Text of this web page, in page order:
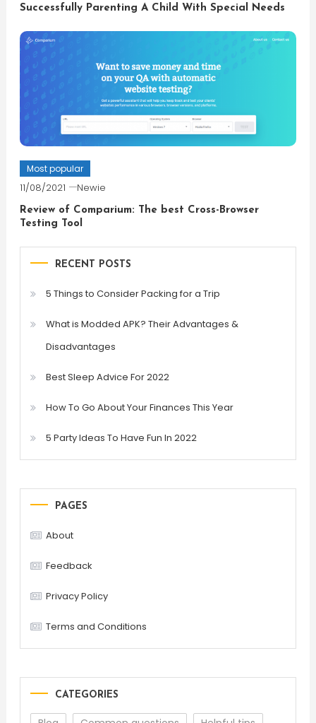
Successfully Parenting A Child With Special Needs
Most popular
11/08/2021 Newie
Review of Comparium: The best Cross-Browser
Testing Tool
RECENT POSTS
5 Things to Consider Packing for a Trip
What is Modded APK? Their Advantages &
Disadvantages
Best Sleep Advice For 2022
How To Go About Your Finances This Year
5 Party Ideas To Have Fun In 2022
PAGES
About
Feedback
Privacy Policy
Terms and Conditions
CATEGORIES